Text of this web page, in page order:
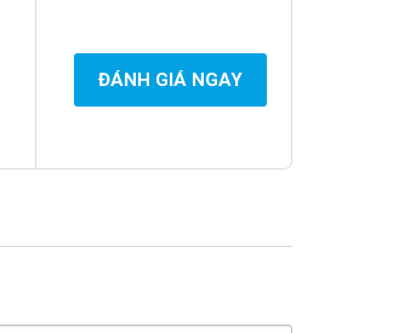
ĐÁNH GIÁ NGAY